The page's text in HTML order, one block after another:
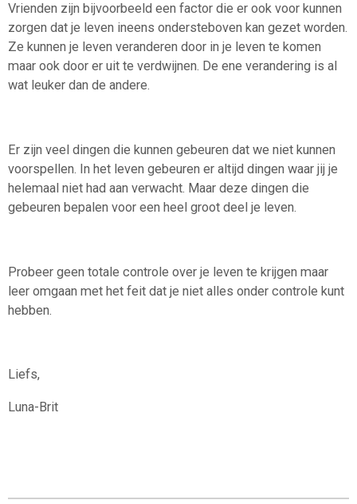
Vrienden zijn bijvoorbeeld een factor die er ook voor kunnen
zorgen dat je leven ineens ondersteboven kan gezet worden.
Ze kunnen je leven veranderen door in je leven te komen
maar ook door er uit te verdwijnen. De ene verandering is al
wat leuker dan de andere.
Er zijn veel dingen die kunnen gebeuren dat we niet kunnen
voorspellen. In het leven gebeuren er altijd dingen waar jij je
helemaal niet had aan verwacht. Maar deze dingen die
gebeuren bepalen voor een heel groot deel je leven.
Probeer geen totale controle over je leven te krijgen maar
leer omgaan met het feit dat je niet alles onder controle kunt
hebben.
Liefs,
Luna-Brit